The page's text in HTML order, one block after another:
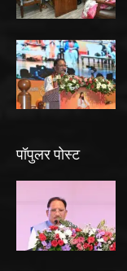
पॉपुलर पोस्ट